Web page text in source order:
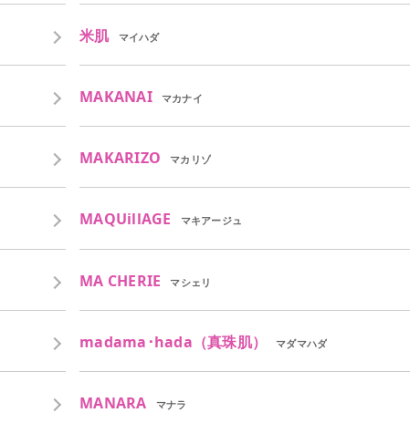
米肌 マイハダ
MAKANAI マカナイ
MAKARIZO マカリゾ
MAQUillAGE マキアージュ
MA CHERIE マシェリ
madama･hada（真珠肌） マダマハダ
MANARA マナラ